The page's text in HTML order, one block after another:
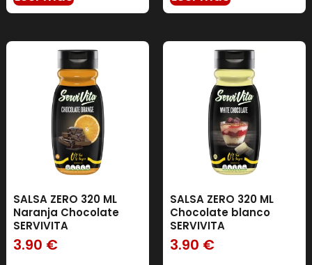
SALSA ZERO 320 ML
Naranja Chocolate
SERVIVITA
3.90 €
SALSA ZERO 320 ML
Chocolate blanco
SERVIVITA
3.90 €